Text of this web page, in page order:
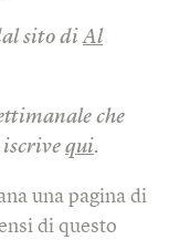
sito diAl
che
iscrive qui.
una pagina di
di questo